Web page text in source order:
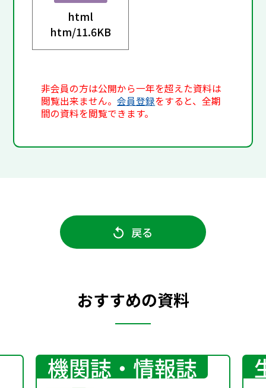
html
htm/11.6KB
非会員の方は公開から一年を超えた資料は
閲覧出来ません。会員登録をすると、全期
間の資料を閲覧できます。
戻る
おすすめの資料
機関誌・情報誌